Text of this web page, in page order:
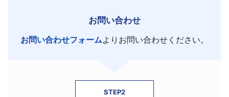
お問い合わせ
お問い合わせフォームよりお問い合わせください。
STEP2